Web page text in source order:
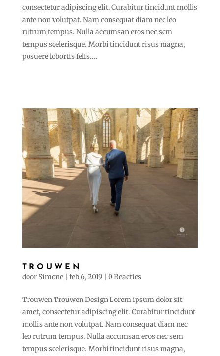
consectetur adipiscing elit. Curabitur tincidunt mollis
ante non volutpat. Nam consequat diam nec leo
rutrum tempus. Nulla accumsan eros nec sem
tempus scelerisque. Morbi tincidunt risus magna,
posuere lobortis felis....
TROUWEN
door Simone| feb 6, 2019| 0 Reacties
Trouwen Trouwen Design Lorem ipsum dolor sit
amet, consectetur adipiscing elit. Curabitur tincidunt
mollis ante non volutpat. Nam consequat diam nec
leo rutrum tempus. Nulla accumsan eros nec sem
tempus scelerisque. Morbi tincidunt risus magna,